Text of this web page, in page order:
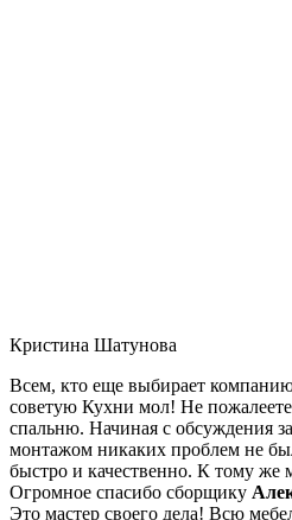
Кристина Шатунова
Всем, кто еще выбирает
советую Кухни мол! Не
спальню. Начиная с обсуждения
монтажом никаких проблем не
быстро и качественно. К тому же
Огромное спасибо сборщику
Это мастер своего дела! Всю